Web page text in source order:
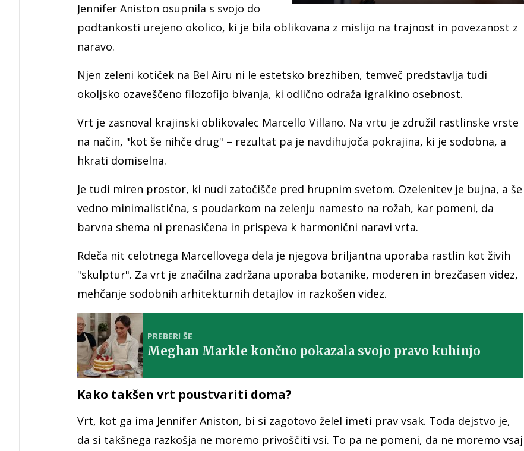
Jennifer Aniston osupnila s svojo do
podtankosti urejeno okolico, ki je bila oblikovana z mislijo na trajnost in povezanost z
naravo.
Njen zeleni kotiček na Bel Airu ni le estetsko brezhiben, temveč predstavlja tudi
okoljsko ozaveščeno filozofijo bivanja, ki odlično odraža igralkino osebnost.
Vrt je zasnoval krajinski oblikovalec Marcello Villano. Na vrtu je združil rastlinske vrste
na način, "kot še nihče drug" – rezultat pa je navdihujoča pokrajina, ki je sodobna, a
hkrati domiselna.
Je tudi miren prostor, ki nudi zatočišče pred hrupnim svetom. Ozelenitev je bujna, a še
vedno minimalistična, s poudarkom na zelenju namesto na rožah, kar pomeni, da
barvna shema ni prenasičena in prispeva k harmonični naravi vrta.
Rdeča nit celotnega Marcellovega dela je njegova briljantna uporaba rastlin kot živih
"skulptur". Za vrt je značilna zadržana uporaba botanike, moderen in brezčasen videz,
mehčanje sodobnih arhitekturnih detajlov in razkošen videz.
PREBERI ŠE
Meghan Markle končno pokazala svojo pravo kuhinjo
Kako takšen vrt poustvariti doma?
Vrt, kot ga ima Jennifer Aniston, bi si zagotovo želel imeti prav vsak. Toda dejstvo je,
da si takšnega razkošja ne moremo privoščiti vsi. To pa ne pomeni, da ne moremo vsaj